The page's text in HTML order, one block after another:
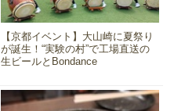
【京都イベント】大山崎に夏祭り
が誕生！“実験の村”で工場直送の
生ビールとBondance